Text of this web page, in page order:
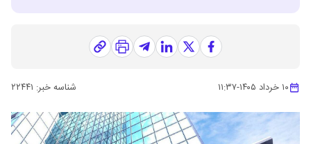
۱۰ خرداد ۱۴۰۵ -۱۱:۳۷ شناسه خبر: ۲۲۴۴۱